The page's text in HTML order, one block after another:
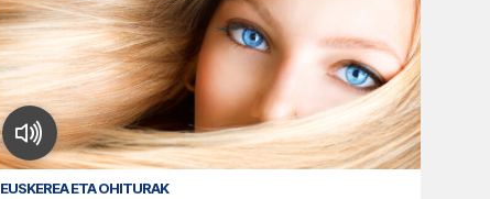
EUSKEREA ETA OHITURAK